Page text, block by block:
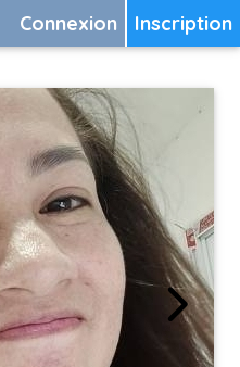
Inscription
Connexion